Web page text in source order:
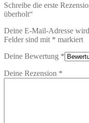
Schreibe die erste
überholt“
Deine E-Mail-Adresse
Felder sind mit * markiert
Deine Bewertung *
Deine Rezension *